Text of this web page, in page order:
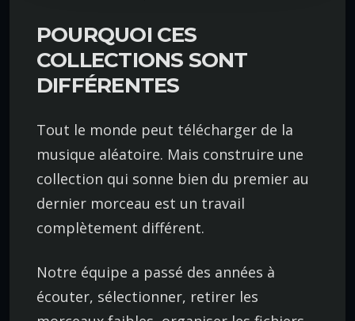
POURQUOI CES
COLLECTIONS SONT
DIFFÉRENTES
Tout le monde peut télécharger de la
musique aléatoire. Mais construire une
collection qui sonne bien du premier au
dernier morceau est un travail
complètement différent.
Notre équipe a passé des années à
écouter, sélectionner, retirer les